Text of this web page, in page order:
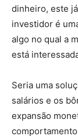
dinheiro, este
investidor é
algo no qual a
está
Seria uma
salários e os
expansão